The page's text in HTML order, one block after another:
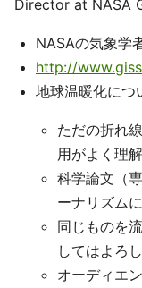
Director at NASA
NASAの気象学
http://
地球温暖化につ
ただの折れ
用がよく理
科学論文（
ーナリズム
同じものを
してはよろ
オーディエ